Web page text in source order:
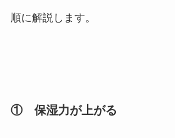
順に解説します。
① 保湿力が上がる